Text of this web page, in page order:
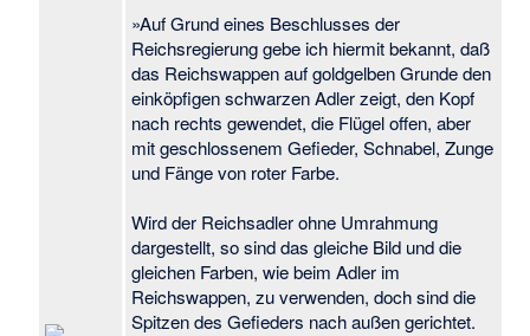
»Auf Grund eines Beschlusses der
Reichsregierung gebe ich hiermit bekannt, daß
das Reichswappen auf goldgelben Grunde den
einköpfigen schwarzen Adler zeigt, den Kopf
nach rechts gewendet, die Flügel offen, aber
mit geschlossenem Gefieder, Schnabel, Zunge
und Fänge von roter Farbe.
Wird der Reichsadler ohne Umrahmung
dargestellt, so sind das gleiche Bild und die
gleichen Farben, wie beim Adler im
Reichswappen, zu verwenden, doch sind die
Spitzen des Gefieders nach außen gerichtet.